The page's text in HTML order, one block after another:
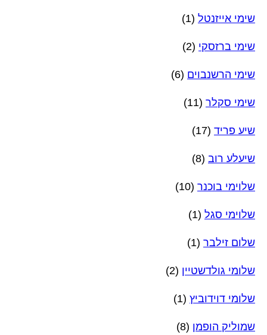
שימי אייזנטל (1)
שימי ברזסקי (2)
שימי הרשנבוים (6)
שימי סקלר (11)
שיע פריד (17)
שיעלע רוב (8)
שלוימי בוכנר (10)
שלוימי סגל (1)
שלום זילבר (1)
שלומי גולדשטיין (2)
שלומי דוידוביץ (1)
שמוליק הופמן (8)